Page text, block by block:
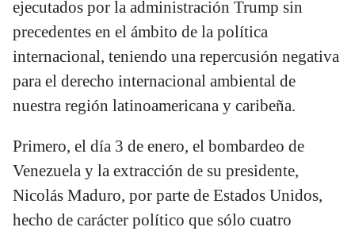
ejecutados por la administración Trump sin
precedentes en el ámbito de la política
internacional, teniendo una repercusión negativa
para el derecho internacional ambiental de
nuestra región latinoamericana y caribeña.
Primero, el día 3 de enero, el bombardeo de
Venezuela y la extracción de su presidente,
Nicolás Maduro, por parte de Estados Unidos,
hecho de carácter político que sólo cuatro